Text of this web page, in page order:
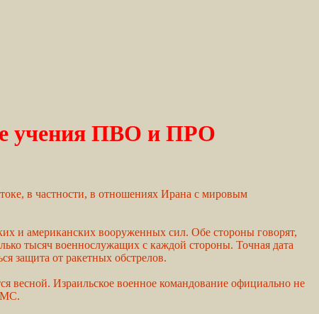
учения ПВО и ПРО
в частности, в отношениях Ирана с мировым
и американских вооруженных сил. Обе стороны говорят,
тысяч военнослужащих с каждой стороны. Точная дата
защита от ракетных обстрелов.
весной. Израильское военное командование официально не